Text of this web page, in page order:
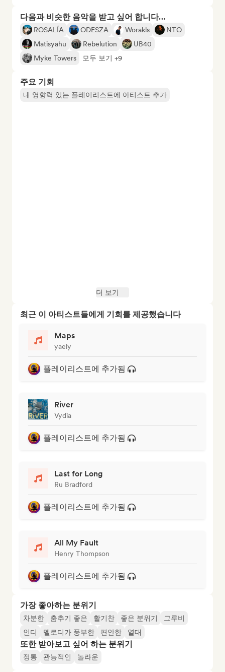
다음과 비슷한 음악을 받고 싶어 합니다…
ROSALÍA ODESZA Worakls
NTO
Matisyahu
Rebelution
UB40
Myke Towers
모두 보기 +9
주요 기회
내 영향력 있는 플레이리스트에 아티스트 추가
더 보기
최근 이 아티스트들에게 기회를 제공했습니다
Maps
yaely
플레이리스트에 추가됨
River
Vydia
플레이리스트에 추가됨
Last for Long
Ru Bradford
플레이리스트에 추가됨
All My Fault
Henry Thompson
플레이리스트에 추가됨
가장 좋아하는 분위기
차분한 춤추기 좋은 활기찬 좋은 분위기
그루비
인디
멜로디가 풍부한 편안한 열대
또한 받아보고 싶어 하는 분위기
정통 관능적인 놀라운